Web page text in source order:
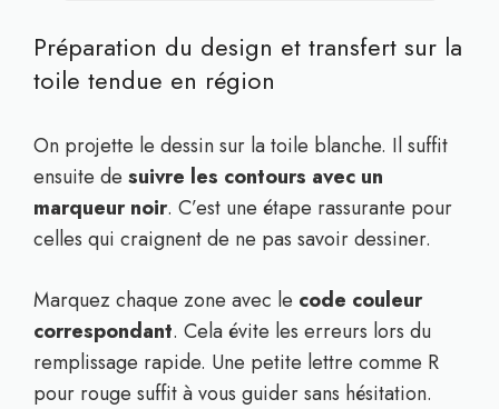
Préparation du design et transfert sur la
toile tendue en région
On projette le dessin sur la toile blanche. Il suffit
ensuite de suivre les contours avec un
marqueur noir. C’est une étape rassurante pour
celles qui craignent de ne pas savoir dessiner.
Marquez chaque zone avec le code couleur
correspondant. Cela évite les erreurs lors du
remplissage rapide. Une petite lettre comme R
pour rouge suffit à vous guider sans hésitation.